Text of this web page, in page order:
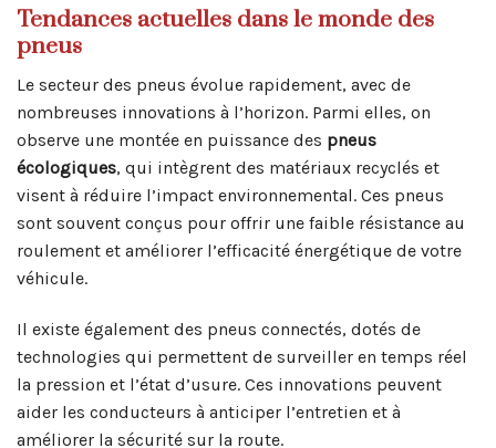
Tendances actuelles dans le monde des
pneus
Le secteur des pneus évolue rapidement, avec de
nombreuses innovations à l’horizon. Parmi elles, on
observe une montée en puissance des pneus
écologiques, qui intègrent des matériaux recyclés et
visent à réduire l’impact environnemental. Ces pneus
sont souvent conçus pour offrir une faible résistance au
roulement et améliorer l’efficacité énergétique de votre
véhicule.
Il existe également des pneus connectés, dotés de
technologies qui permettent de surveiller en temps réel
la pression et l’état d’usure. Ces innovations peuvent
aider les conducteurs à anticiper l’entretien et à
améliorer la sécurité sur la route.